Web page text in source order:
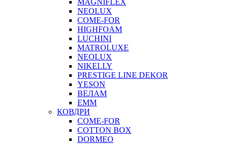
NEOLUX
COME-FOR
HIGHFOAM
LUCHINI
MATROLUXE
NEOLUX
NIKELLY
PRESTIGE LINE DEKOR
YESON
ВЕЛАМ
ЕММ
КОВДРИ
COME-FOR
COTTON BOX
DORMEO